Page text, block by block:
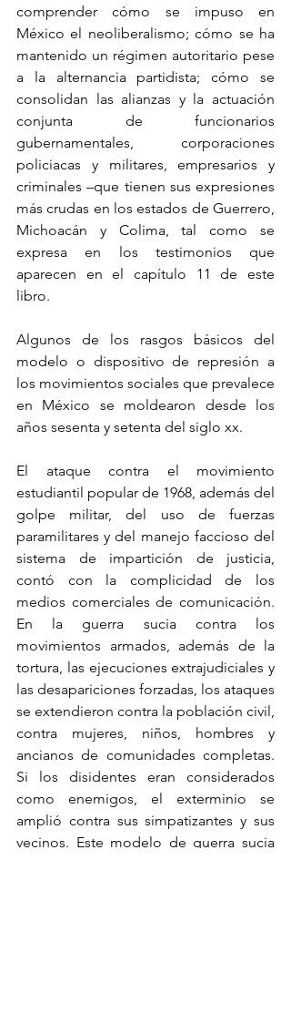
comprender cómo se impuso en
México el neoliberalismo; cómo se ha
mantenido un régimen autoritario pese
a la alternancia partidista; cómo se
consolidan las alianzas y la actuación
conjunta de funcionarios
gubernamentales, corporaciones
policiacas y militares, empresarios y
criminales –que tienen sus expresiones
más crudas en los estados de Guerrero,
Michoacán y Colima, tal como se
expresa en los testimonios que
aparecen en el capítulo 11 de este
libro.
Algunos de los rasgos básicos del
modelo o dispositivo de represión a
los movimientos sociales que prevalece
en México se moldearon desde los
años sesenta y setenta del siglo xx.
El ataque contra el movimiento
estudiantil popular de 1968, además del
golpe militar, del uso de fuerzas
paramilitares y del manejo faccioso del
sistema de impartición de justicia,
contó con la complicidad de los
medios comerciales de comunicación.
En la guerra sucia contra los
movimientos armados, además de la
tortura, las ejecuciones extrajudiciales y
las desapariciones forzadas, los ataques
se extendieron contra la población civil,
contra mujeres, niños, hombres y
ancianos de comunidades completas.
Si los disidentes eran considerados
como enemigos, el exterminio se
amplió contra sus simpatizantes y sus
vecinos. Este modelo de guerra sucia